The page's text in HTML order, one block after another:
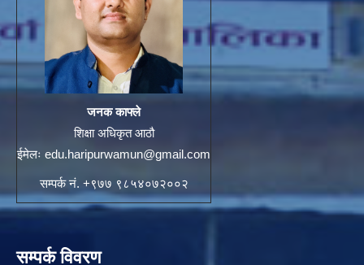
जनक काफ्ले
शिक्षा अधिकृत आठौ
ईमेलः edu.haripurwamun@gmail.com
सम्पर्क नं. +९७७ ९८५४०७२००२
सम्पर्क विवरण